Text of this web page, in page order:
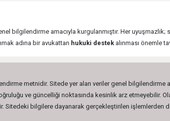
bilgilendirme amacıyla kurgulanmıştır. Her
adına bir avukattan hukuki destek alınması önemle
metnidir. Sitede yer alan veriler genel bilgilendirme
ve güncelliği noktasında kesinlik arz etmeyebilir.
Sitedeki bilgilere dayanarak gerçekleştirilen işlemlerden